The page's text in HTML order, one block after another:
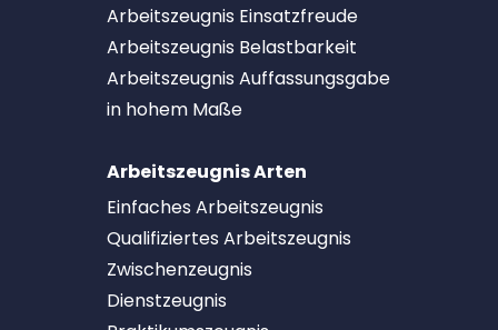
Arbeitszeugnis Einsatzfreude
Arbeitszeugnis Belastbarkeit
Arbeitszeugnis Auffassungsgabe
in hohem Maße
Arbeitszeugnis Arten
Einfaches Arbeitszeugnis
Qualifiziertes Arbeitszeugnis
Zwischenzeugnis
Dienstzeugnis